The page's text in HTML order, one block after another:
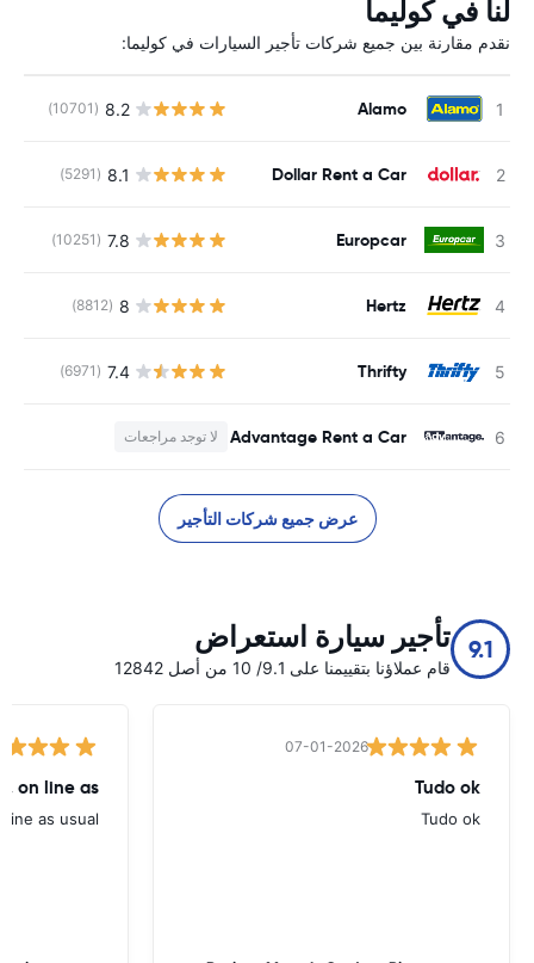
لنا في كوليما
نقدم مقارنة بين جميع شركات تأجير السيارات في كوليما:
Alamo
8.2
(10701)
Dollar Rent a Car
8.1
(5291)
Europcar
7.8
(10251)
Hertz
8
(8812)
Thrifty
7.4
(6971)
Advantage Rent a Car لا توجد مراجعات
عرض جميع شركات التأجير
9.1 تأجير سيارة استعراض
قام عملاؤنا بتقييمنا على 9.1/ 10 من أصل 12842
07-01-2026
Tudo ok
Tudo ok
, on line as
as usual.